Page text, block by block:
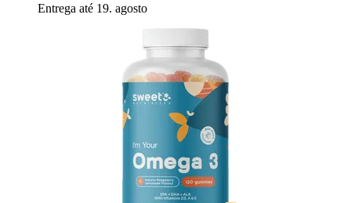
Entrega até 19. agosto